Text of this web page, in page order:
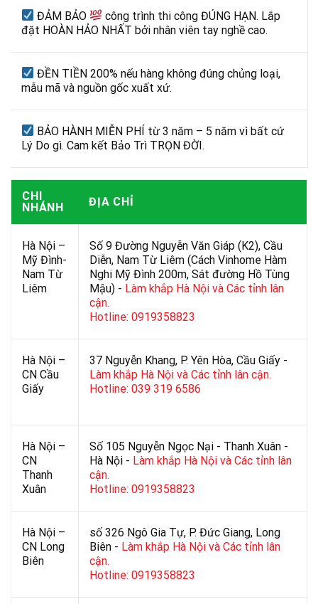
ĐẢM BẢO
công trình thi công ĐÚNG HẠN. Lắp
đặt HOÀN HẢO NHẤT bởi nhân viên tay nghề cao.
ĐỀN TIỀN 200% nếu hàng không đúng chủng loại,
mẫu mã và nguồn gốc xuất xứ.
BẢO HÀNH MIỄN PHÍ từ 3 năm – 5 năm vì bất cứ
Lý Do gì. Cam kết Bảo Trì TRỌN ĐỜI.
CHI
NHÁNH
ĐỊA CHỈ
Hà Nội –
Mỹ Đình-
Nam Từ
Liêm
Số 9 Đường Nguyễn Văn Giáp (K2), Cầu
Diễn, Nam Từ Liêm (Cách Vinhome Hàm
Nghi Mỹ Đình 200m, Sát đường Hồ Tùng
Mậu) - Làm khắp Hà Nội và Các tỉnh lân
cận.
Hotline: 0919358823
Hà Nội –
CN Cầu
Giấy
37 Nguyễn Khang, P. Yên Hòa, Cầu Giấy -
Làm khắp Hà Nội và Các tỉnh lân cận.
Hotline: 039 319 6586
Hà Nội –
CN
Thanh
Xuân
Số 105 Nguyễn Ngọc Nại - Thanh Xuân -
Hà Nội - Làm khắp Hà Nội và Các tỉnh lân
cận.
Hotline: 0919358823
Hà Nội –
CN Long
Biên
số 326 Ngô Gia Tự, P. Đức Giang, Long
Biên - Làm khắp Hà Nội và Các tỉnh lân
cận.
Hotline: 0919358823